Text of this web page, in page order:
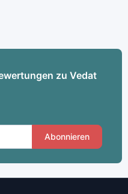
zu Vedat
Abonnieren